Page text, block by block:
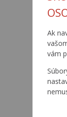
Ak
vám